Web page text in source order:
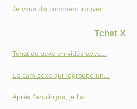
Je vous dis comment trouver...
Tchat X
Tchat de sexe en vidéo avec...
La cam sexe qui regroupe un...
Après l'anulingus, je l'ai...